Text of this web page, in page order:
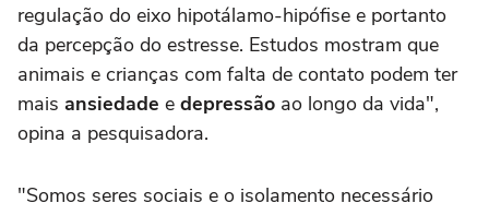
regulação do eixo hipotálamo-hipófise e portanto
da percepção do estresse. Estudos mostram que
animais e crianças com falta de contato podem ter
mais ansiedade e depressão ao longo da vida",
opina a pesquisadora.
"Somos seres sociais e o isolamento necessário